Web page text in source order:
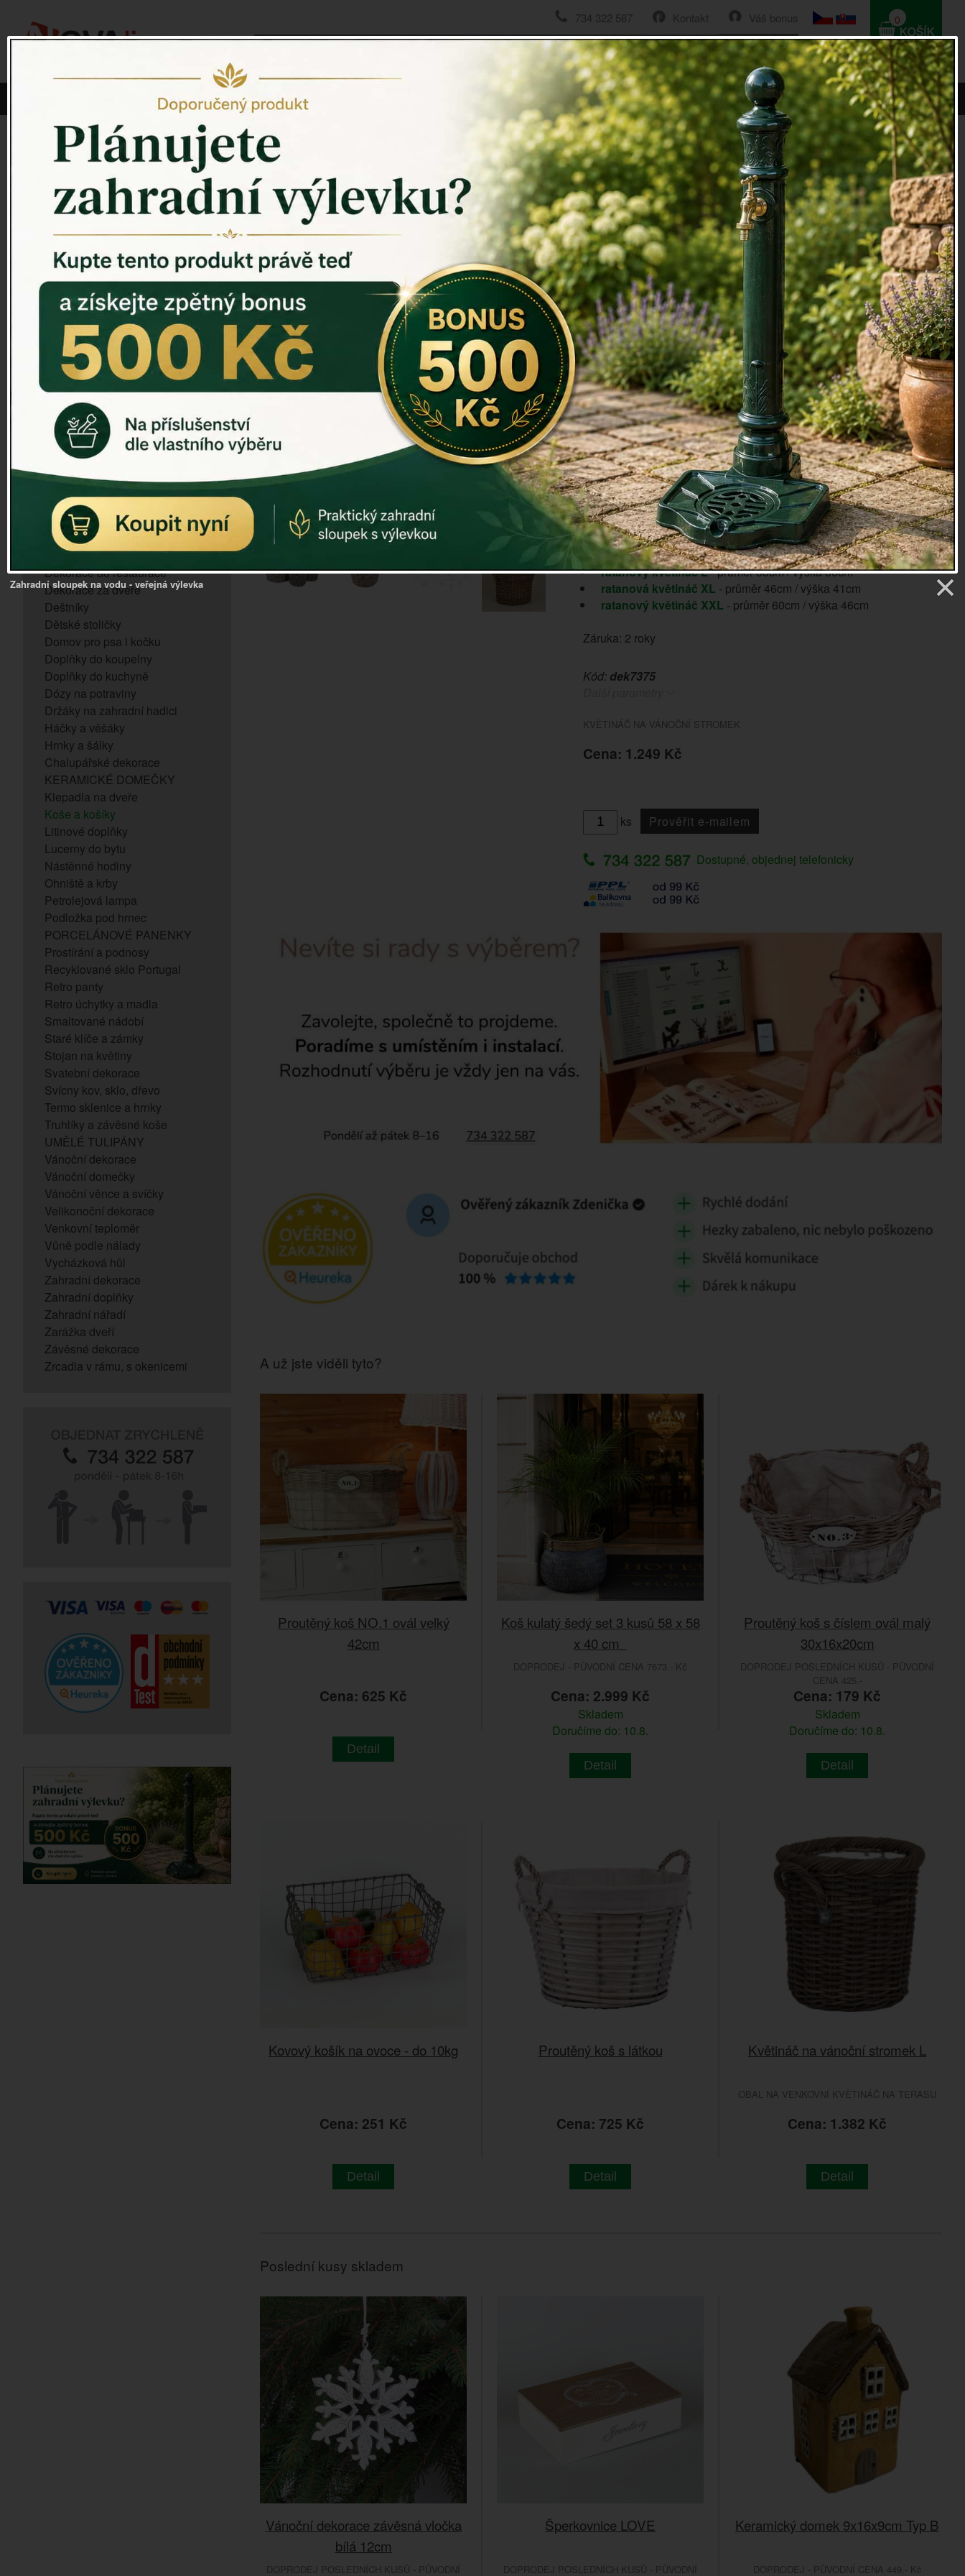
Váš bonus
Kontakt
734 322 587
HLEDAT
0
0 Kč
Vyberte si kategorii: NOVINKY
PÍTKO PRO PTÁKY
ZAHRADNÍ SOCHY
ZAHRADNÍ UMYVADLA
PTAČÍ BUDKY
Litinové škrabáky na boty
DEKORACE NA HROB
RETRO KONZOLE
Domovní čísla - litina
DEKORACE NA ZEĎ
ZVONKOHRA
ZVONY A ZVONKY
PTAČÍ KRMÍTKA
SLUNEČNÍ HODINY
Dózy na brambory a zeleninu
VÝPRODEJ - poslední kusy
Andělé, něžné sošky
Aroma lampy
Buddha soška
BUDKY PRO SÝKORKY
Budky pro vrabce
Bytový textil
Dárky pro muže
Dekorace do bytu
Dekorace do restaurace
Dekorace za dveře
Deštníky
Dětské stoličky
Domov pro psa i kočku
Doplňky do koupelny
Doplňky do kuchyně
Dózy na potraviny
Držáky na zahradní hadici
Háčky a věšáky
Hrnky a šálky
Chalupářské dekorace
KERAMICKÉ DOMEČKY
Klepadla na dveře
Koše a košíky
Litinové doplňky
Lucerny do bytu
Nástěnné hodiny
Ohniště a krby
Petrolejová lampa
Podložka pod hrnec
PORCELÁNOVÉ PANENKY
Prostírání a podnosy
Recyklované sklo Portugal
Retro panty
Retro úchytky a madla
Smaltované nádobí
Staré klíče a zámky
Stojan na květiny
Svatební dekorace
Svícny kov, sklo, dřevo
Termo sklenice a hrnky
Truhlíky a závěsné koše
UMĚLÉ TULIPÁNY
Vánoční dekorace
Vánoční domečky
Vánoční věnce a svíčky
Velikonoční dekorace
Venkovní teploměr
Vůně podle nálady
Vycházková hůl
Zahradní dekorace
Zahradní doplňky
Zahradní nářadí
Zarážka dveří
Závěsné dekorace
Zrcadla v rámu, s okenicemi
Venkovský domov Velký proutěný květináč kulatý průměr 47cm a výška 42cm
Velký proutěný květináč kulatý průměr 47cm a
výška 42cm
Proutěný květináčdodá rostlinám měkčí, přirozenější a útulnější
vzhled než běžné plastové obaly.
Velký proutěný květináč kulatý je rozhodně stylovější variantou, než
velký kus plastu. Vneste i do domova kus přírody a užívejte si
dokonale sladěný interiér. Přírodní materiály domov dokonale zabydlí
a zútulní!
Tentoratanový květináčmá navíc uvntř praktický igelit, díky kterému
skr proutí nebude propadávat nepořádek ani protékat voda.
Velké vzrostlé rosltiny si zaslouží pořádný domov! Tak jim ho dopřejte
a udělejte radost i sobě.
Rozměry: výška vnější / vnitřní cca 41 / 39cm, průměr vnější / vnitřní 46
/ 38cm
Materiál: silný neštípaný ratan!
VAN DER LEEDEN 1915
Vnitřní část je vyplněna igelitovým vakem proti vlhkosti.
ratanový květináč L- průměr 33cm / výška 36cm
ratanová květináč XL - průměr 46cm / výška 41cm
ratanový květináč XXL - průměr 60cm / výška 46cm
Záruka: 2 roky
Kód: dek7375
KVĚTINÁČ NA VÁNOČNÍ STROMEK
Cena: 1.249 Kč
ks Prověřit e-mailem
Dostupné, objednej telefonicky
A už jste viděli tyto?
Proutěný koš NO.1 ovál velký
42cm
Cena: 625 Kč
Detail
Koš kulatý šedý set 3 kusů 58 x 58
x 40 cm
DOPRODEJ - PŮVODNÍ CENA 7673.- Kč
Cena: 2.999 Kč
Skladem
Doručíme do: 10.8.
Detail
Proutěný koš s číslem ovál malý
30x16x20cm
DOPRODEJ POSLEDNÍCH KUSŮ - PŮVODNÍ
CENA 425.-
Cena: 179 Kč
Skladem
Doručíme do: 10.8.
Detail
Kovový košík na ovoce - do 10kg
Cena: 251 Kč
Detail
Proutěný koš s látkou
Cena: 725 Kč
Detail
Květináč na vánoční stromek L
OBAL NA VENKOVNÍ KVĚTINÁČ NA TERASU
Cena: 1.382 Kč
Detail
Poslední kusy skladem
Vánoční dekorace závěsná vločka
bílá 12cm
DOPRODEJ POSLEDNÍCH KUSŮ - PŮVODNÍ
Šperkovnice LOVE
DOPRODEJ POSLEDNÍCH KUSŮ - PŮVODNÍ
Keramický domek 9x16x9cm Typ B
DOPRODEJ - PŮVODNÍ CENA 449.- Kč
Zahradní sloupek na vodu - veřejná výlevka